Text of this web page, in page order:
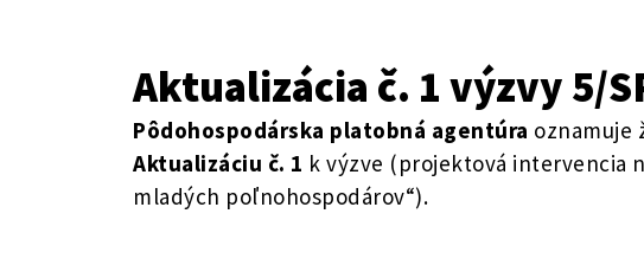
Aktualizácia č. 1 výzvy 5/
Pôdohospodárska platobná agentúra oznamuje
Aktualizáciu č. 1 k výzve (projektová intervencia
mladých poľnohospodárov“).